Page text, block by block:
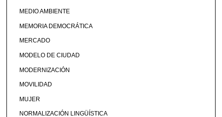
MEDIO AMBIENTE
MEMORIA DEMOCRÁTICA
MERCADO
MODELO DE CIUDAD
MODERNIZACIÓN
MOVILIDAD
MUJER
NORMALIZACIÓN LINGÜÍSTICA